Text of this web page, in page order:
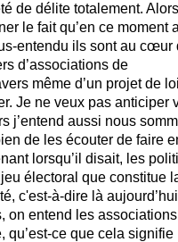
de délite totalement. Alors
le fait qu’en ce moment
entendu ils sont au cœur
d’associations de
même d’un projet de
Je ne veux pas anticiper
j’entend aussi nous
de les écouter de faire
lorsqu’il disait, les
électoral que constitue
c'est-à-dire là
on entend les
qu’est-ce que cela signifie